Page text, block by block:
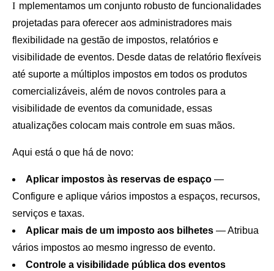
Implementamos um conjunto robusto de funcionalidades
projetadas para oferecer aos administradores mais
flexibilidade na gestão de impostos, relatórios e
visibilidade de eventos. Desde datas de relatório flexíveis
até suporte a múltiplos impostos em todos os produtos
comercializáveis, além de novos controles para a
visibilidade de eventos da comunidade, essas
atualizações colocam mais controle em suas mãos.
Aqui está o que há de novo:
Aplicar impostos às reservas de espaço —
Configure e aplique vários impostos a espaços, recursos,
serviços e taxas.
Aplicar mais de um imposto aos bilhetes — Atribua
vários impostos ao mesmo ingresso de evento.
Controle a visibilidade pública dos eventos